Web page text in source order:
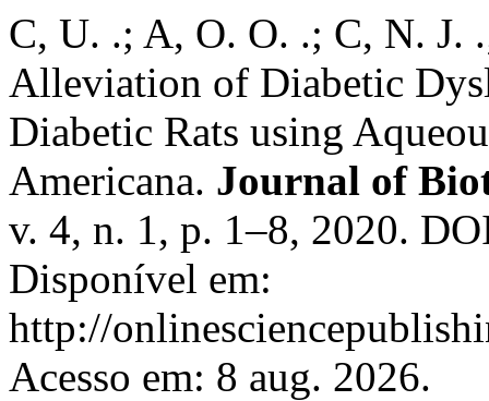
C, U. .; A, O. O. .; C, N. J.
Alleviation of Diabetic
Diabetic Rats using
Americana. Journal of
v. 4, n. 1, p. 1–8, 2020.
Disponível em:
http://
Acesso em: 8 aug. 2026.